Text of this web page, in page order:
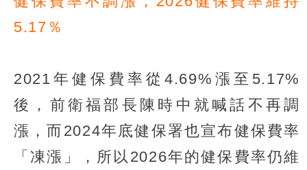
5.17％
2021年健保費率從4.69%漲至5.17%
後，前衛福部長陳時中就喊話不再調
漲，而2024年底健保署也宣布健保費率
「凍漲」，所以2026年的健保費率仍維